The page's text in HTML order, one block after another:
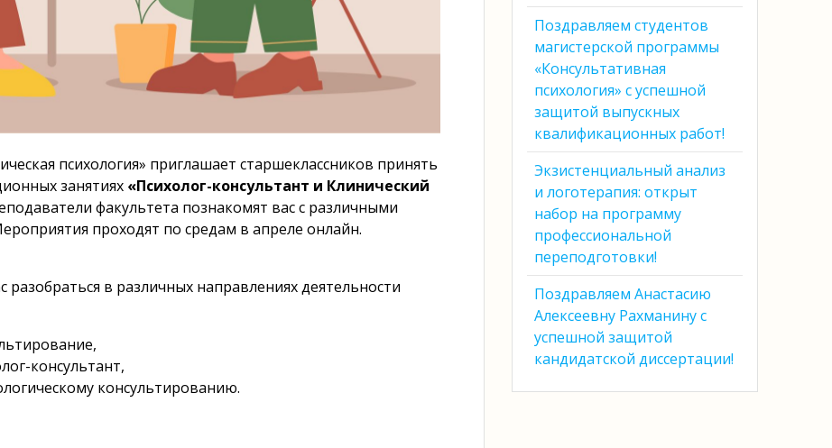
психология» приглашает старшеклассников принять
занятиях «Психолог-консультант и Клинический
факультета познакомят вас с различными
проходят по средам в апреле онлайн.
разобраться в различных направлениях деятельности
консультант,
консультированию.
Поздравляем студентов
магистерской программы
«Консультативная
психология» с успешной
защитой выпускных
квалификационных работ!
Экзистенциальный анализ
и логотерапия: открыт
набор на программу
профессиональной
переподготовки!
Поздравляем Анастасию
Алексеевну Рахманину с
успешной защитой
кандидатской диссертации!